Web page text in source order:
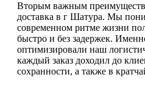
Вторым важным
доставка в г Шатура. Мы
современном ритме жизни
быстро и без задержек.
оптимизировали наш
каждый заказ доходил до
сохранности, а также в